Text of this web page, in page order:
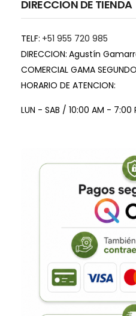
DIRECCION DE TIENDA
TELF: +51 955 720 985
DIRECCION: Agustín
COMERCIAL GAMA
HORARIO DE ATENCION:
LUN - SAB / 10:00 AM - 7:00